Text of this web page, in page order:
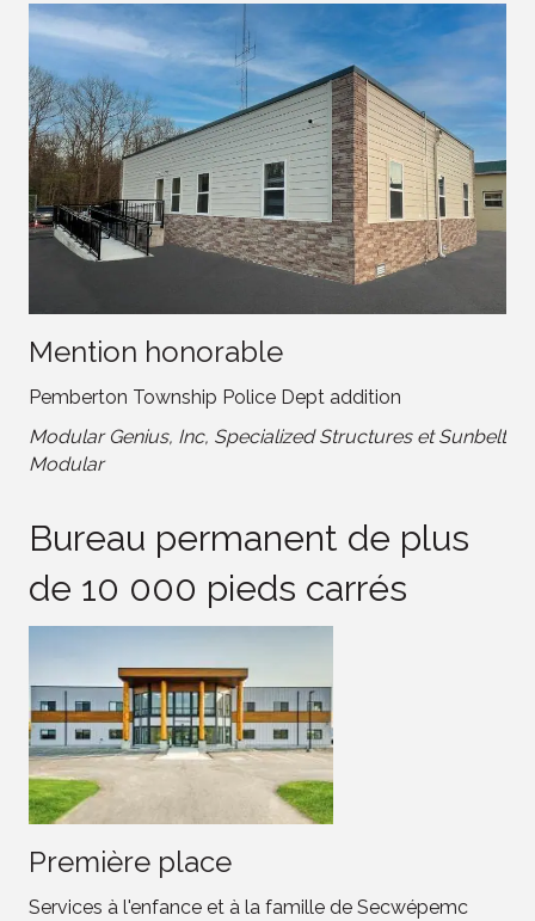
Mention honorable
Pemberton Township Police Dept addition
Modular Genius, Inc, Specialized Structures et Sunbelt
Modular
Bureau permanent de plus
de 10 000 pieds carrés
Première place
Services à l'enfance et à la famille de Secwépemc